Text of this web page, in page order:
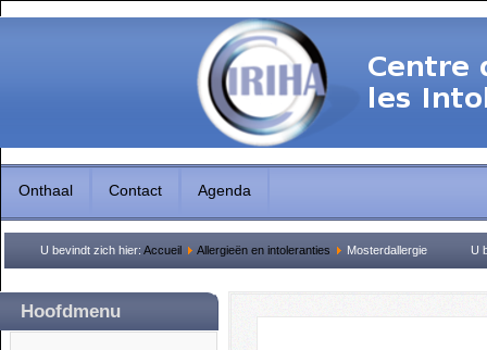
Onthaal Contact Agenda
U bevindt zich hier: Accueil Allergieën en intoleranties Mosterdallergie U
Hoofdmenu